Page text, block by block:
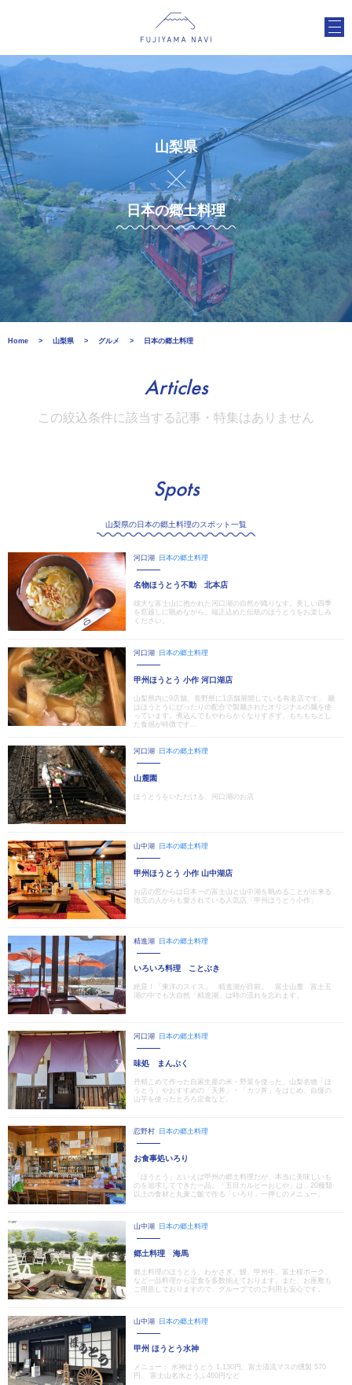
山梨県
日本の郷土料理
Home 山梨県 グルメ 日本の郷土料理
Articles
この絞込条件に該当する記事・特集はありません
Spots
山梨県の日本の郷土料理のスポット一覧
河口湖 日本の郷土料理
名物ほうとう不動 北本店
雄大な富士山に抱かれた河口湖の自然が織りなす。美しい四季
を窓越しに眺めながら、端正込めた伝統のほうとうをお楽しみ
ください。
河口湖 日本の郷土料理
甲州ほうとう 小作 河口湖店
山梨県内に9店舗、長野県に1店舗展開している有名店です。 麺
はほうとうにぴったりの配合で製麺されたオリジナルの麺を使
っています。煮込んでもやわらかくなりすぎず、もちもちとし
た食感が特徴です...
河口湖 日本の郷土料理
山麓園
ほうとうをいただける、河口湖のお店
山中湖 日本の郷土料理
甲州ほうとう 小作 山中湖店
お店の窓からは日本一の富士山と山中湖を眺めることが出来る
地元の人からも愛されている人気店「甲州ほうとう小作」
精進湖 日本の郷土料理
いろいろ料理 ことぶき
絶景！「東洋のスイス」 精進湖が目前。 富士山麓 富士五
湖の中でも大自然「精進湖」は時の流れを忘れます。
河口湖 日本の郷土料理
味処 まんぷく
丹精こめて作った自家生産の米・野菜を使った、山梨名物「ほ
うとう」やおすすめの「天丼」・「カツ丼」をはじめ、自慢の
山芋を使ったとろろ定食など。
忍野村 日本の郷土料理
お食事処いろり
「ほうとう」といえば甲州の郷土料理だが、本当に美味しいも
のを追求してできた一品。「五目カルビーおじや」は、20種類
以上の食材と丸麦ご飯で作る「いろり」一押しのメニュー。
山中湖 日本の郷土料理
郷土料理 海馬
郷土料理のほうとう、わかさぎ、鰻、甲州牛、富士桜ポーク、
など一品料理から定食を多数揃えております。また、お座敷も
ご用意しておりますので、グループでのご利用も安心です。
山中湖 日本の郷土料理
甲州 ほうとう水神
メニュー： 水神ほうとう 1,130円、富士清流マスの燻製 570
円、 富士山名水とうふ460円など